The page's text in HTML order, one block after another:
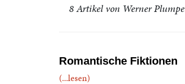
8 Artikel von Werner Plumpe
Romantische Fiktionen
(...lesen)